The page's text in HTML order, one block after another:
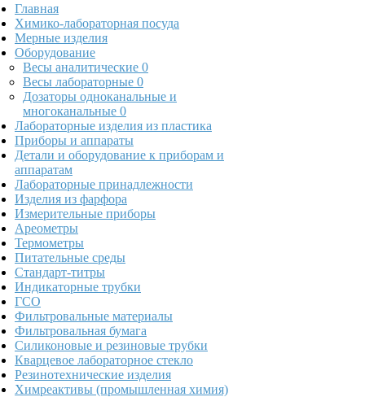
Главная
Химико-лабораторная посуда
Мерные изделия
Оборудование
Весы аналитические 0
Весы лабораторные 0
Дозаторы одноканальные и
многоканальные 0
Лабораторные изделия из пластика
Приборы и аппараты
Детали и оборудование к приборам и
аппаратам
Лабораторные принадлежности
Изделия из фарфора
Измерительные приборы
Ареометры
Термометры
Питательные среды
Стандарт-титры
Индикаторные трубки
ГСО
Фильтровальные материалы
Фильтровальная бумага
Силиконовые и резиновые трубки
Кварцевое лабораторное стекло
Резинотехнические изделия
Химреактивы (промышленная химия)